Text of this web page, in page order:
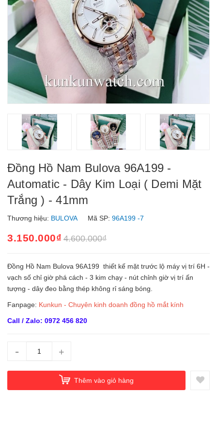
Đồng Hồ Nam Bulova 96A199 -
Automatic - Dây Kim Loại ( Demi Mặt
Trắng ) - 41mm
Thương hiệu: BULOVA Mã SP: 96A199 -7
3.150.000₫ 4.600.000₫
Đồng Hồ Nam Bulova 96A199 thiết kế mặt trước lộ máy vị trí 6H -
vạch số chỉ giờ phá cách - 3 kim chạy - nút chỉnh giờ vị trí ấn
tượng - dây đeo bằng thép không rỉ sáng bóng.
Fanpage: Kunkun - Chuyên kinh doanh đồng hồ mắt kính
Call / Zalo: 0972 456 820
- +
Thêm vào giỏ hàng